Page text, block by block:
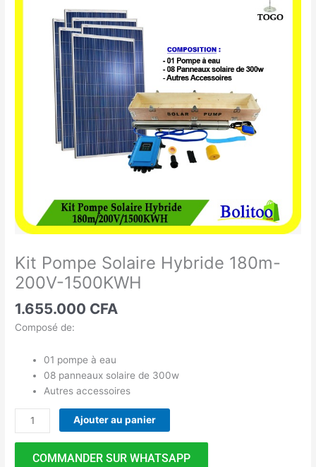
Kit Pompe Solaire Hybride 180m-
200V-1500KWH
1.655.000 CFA
Composé de:
01 pompe à eau
08 panneaux solaire de 300w
Autres accessoires
1500KWH
Ajouter au panier
COMMANDER SUR WHATSAPP